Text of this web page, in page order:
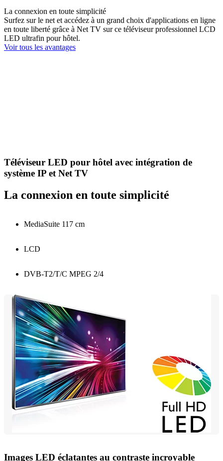
La connexion en toute simplicité
Surfez sur le net et accédez à un grand choix d'applications en ligne
en toute liberté grâce à Net TV sur ce téléviseur professionnel LCD
LED ultrafin pour hôtel.
Voir tous les avantages
Téléviseur LED pour hôtel avec intégration de
système IP et Net TV
La connexion en toute simplicité
MediaSuite 117 cm
LCD
DVB-T2/T/C MPEG 2/4
Images LED éclatantes au contraste incroyable